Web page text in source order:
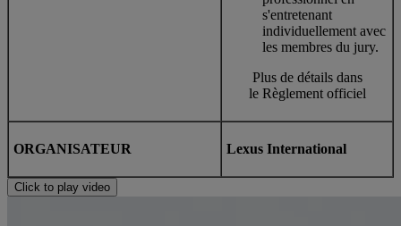
s'entretenant
individuellement avec
les membres du jury.
Plus de détails dans
le Règlement officiel
ORGANISATEUR Lexus International
Click to play video